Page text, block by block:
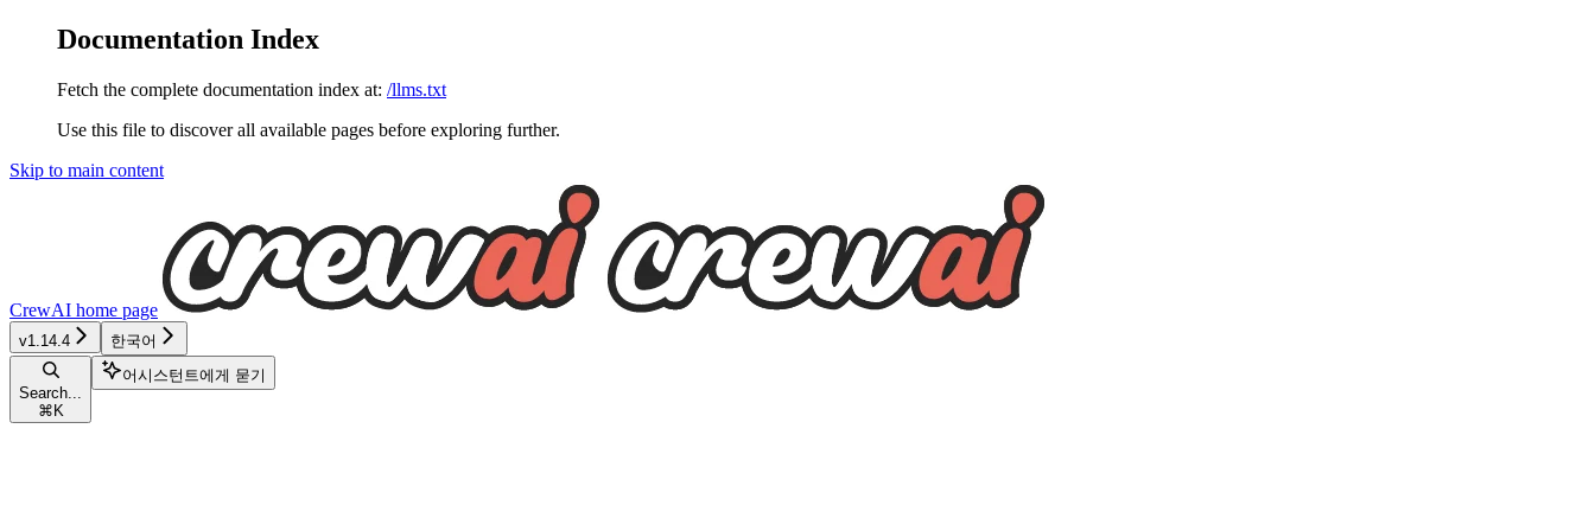
Documentation Index
Fetch the complete documentation index at: /llms.txt
Use this file to discover all available pages before exploring further.
Skip to main content
CrewAI home page
v1.14.4 한국어
Search...
⌘ K
어시스턴트에게 묻기